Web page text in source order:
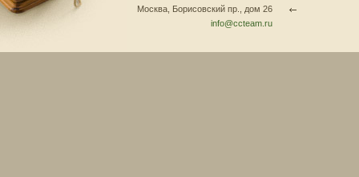
Москва, Борисовский пр., дом 26
info@ccteam.ru